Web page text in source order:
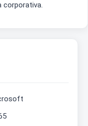
corporativa.